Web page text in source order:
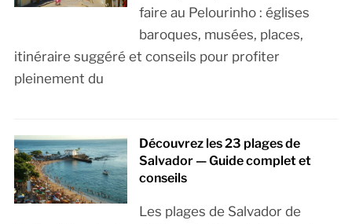
faire au Pelourinho : églises
baroques, musées, places,
itinéraire suggéré et conseils pour profiter
pleinement du
Découvrez les 23 plages de
Salvador — Guide complet et
conseils
Les plages de Salvador de